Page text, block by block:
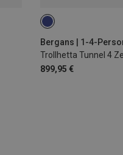
Bergans | 1-4-
Trollhetta Tunnel 4
899,95 €